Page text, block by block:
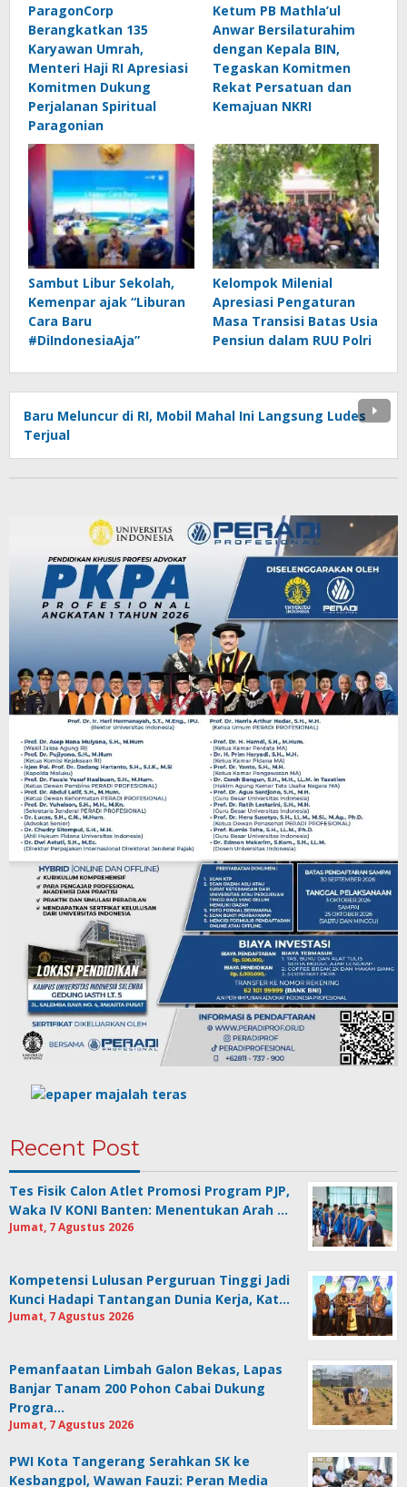
ParagonCorp
Berangkatkan 135
Karyawan Umrah,
Menteri Haji RI Apresiasi
Komitmen Dukung
Perjalanan Spiritual
Paragonian
Ketum PB Mathla’ul
Anwar Bersilaturahim
dengan Kepala BIN,
Tegaskan Komitmen
Rekat Persatuan dan
Kemajuan NKRI
Sambut Libur Sekolah,
Kemenpar ajak “Liburan
Cara Baru
#DiIndonesiaAja”
Kelompok Milenial
Apresiasi Pengaturan
Masa Transisi Batas Usia
Pensiun dalam RUU Polri
Baru Meluncur di RI, Mobil Mahal Ini Langsung Ludes
Terjual
Recent Post
Tes Fisik Calon Atlet Promosi Program PJP,
Waka IV KONI Banten: Menentukan Arah …
Jumat, 7 Agustus 2026
Kompetensi Lulusan Perguruan Tinggi Jadi
Kunci Hadapi Tantangan Dunia Kerja, Kat…
Jumat, 7 Agustus 2026
Pemanfaatan Limbah Galon Bekas, Lapas
Banjar Tanam 200 Pohon Cabai Dukung
Progra…
Jumat, 7 Agustus 2026
PWI Kota Tangerang Serahkan SK ke
Kesbangpol, Wawan Fauzi: Peran Media